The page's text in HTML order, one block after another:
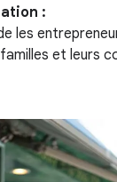
:
les
et leurs